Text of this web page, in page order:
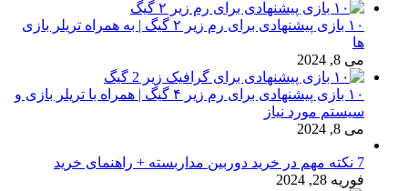
۱۰ بازی پیشنهادی برای رم زیر ۲ گیگ | به همراه تریلر بازی
ها
می 8, 2024
۱۰ بازی پیشنهادی برای رم زیر ۴ گیگ | همراه با تریلر بازی و
سیستم مورد نیاز
می 8, 2024
7 نکته مهم در خرید دوربین مداربسته + راهنمای خرید
فوریه 28, 2024